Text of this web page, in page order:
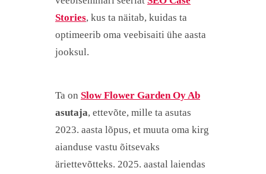
Stories, kus ta näitab, kuidas ta
optimeerib oma veebisaiti ühe aasta
jooksul.
Ta on Slow Flower Garden Oy Ab
asutaja, ettevõte, mille ta asutas
2023. aasta lõpus, et muuta oma kirg
aianduse vastu õitsevaks
äriettevõtteks. 2025. aastal laiendas